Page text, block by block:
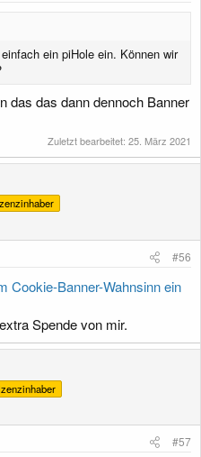
ein piHole ein. Können wir
das das dann dennoch Banner
Zuletzt bearbeitet: 25. März 2021
#56
Cookie-Banner-Wahnsinn ein
Spende von mir.
#57